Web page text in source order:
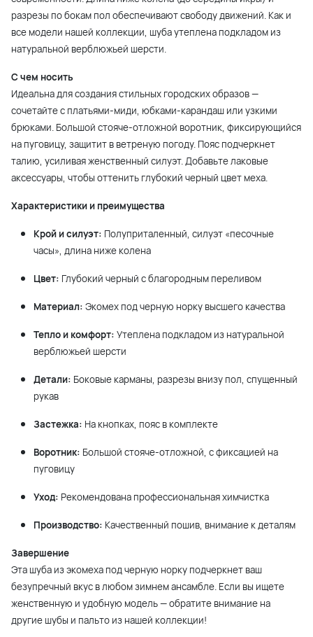
разрезы по бокам пол обеспечивают свободу движений. Как и
все модели нашей коллекции, шуба утеплена подкладом из
натуральной верблюжьей шерсти.
С чем носить
Идеальна для создания стильных городских образов —
сочетайте с платьями-миди, юбками-карандаш или узкими
брюками. Большой стояче-отложной воротник, фиксирующийся
на пуговицу, защитит в ветреную погоду. Пояс подчеркнет
талию, усиливая женственный силуэт. Добавьте лаковые
аксессуары, чтобы оттенить глубокий черный цвет меха.
Характеристики и преимущества
Крой и силуэт: Полуприталенный, силуэт «песочные
часы», длина ниже колена
Цвет: Глубокий черный с благородным переливом
Материал: Экомех под черную норку высшего качества
Тепло и комфорт: Утеплена подкладом из натуральной
верблюжьей шерсти
Детали: Боковые карманы, разрезы внизу пол, спущенный
рукав
Застежка: На кнопках, пояс в комплекте
Воротник: Большой стояче-отложной, с фиксацией на
пуговицу
Уход: Рекомендована профессиональная химчистка
Производство: Качественный пошив, внимание к деталям
Завершение
Эта шуба из экомеха под черную норку подчеркнет ваш
безупречный вкус в любом зимнем ансамбле. Если вы ищете
женственную и удобную модель — обратите внимание на
другие шубы и пальто из нашей коллекции!